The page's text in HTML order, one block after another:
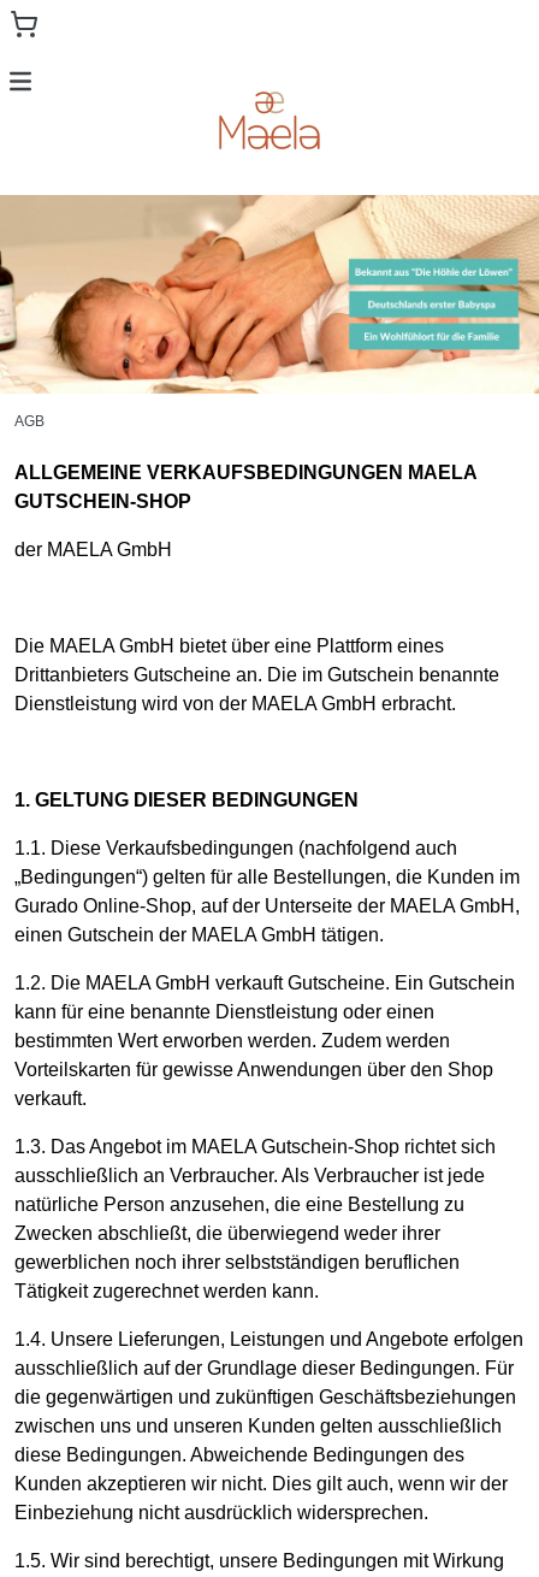
Menu
VORTEILSKARTEN
MAELA
MAELA VERRECHNUNGSKARTEN
HOMEPAGE
AGB
ALLGEMEINE VERKAUFSBEDINGUNGEN MAELA
GUTSCHEIN-SHOP
der MAELA GmbH
Die MAELA GmbH bietet über eine Plattform eines
Drittanbieters Gutscheine an. Die im Gutschein benannte
Dienstleistung wird von der MAELA GmbH erbracht.
1. GELTUNG DIESER BEDINGUNGEN
1.1. Diese Verkaufsbedingungen (nachfolgend auch
„Bedingungen“) gelten für alle Bestellungen, die Kunden im
Gurado Online-Shop, auf der Unterseite der MAELA GmbH,
einen Gutschein der MAELA GmbH tätigen.
1.2. Die MAELA GmbH verkauft Gutscheine. Ein Gutschein
kann für eine benannte Dienstleistung oder einen
bestimmten Wert erworben werden. Zudem werden
Vorteilskarten für gewisse Anwendungen über den Shop
verkauft.
1.3. Das Angebot im MAELA Gutschein-Shop richtet sich
ausschließlich an Verbraucher. Als Verbraucher ist jede
natürliche Person anzusehen, die eine Bestellung zu
Zwecken abschließt, die überwiegend weder ihrer
gewerblichen noch ihrer selbstständigen beruflichen
Tätigkeit zugerechnet werden kann.
1.4. Unsere Lieferungen, Leistungen und Angebote erfolgen
ausschließlich auf der Grundlage dieser Bedingungen. Für
die gegenwärtigen und zukünftigen Geschäftsbeziehungen
zwischen uns und unseren Kunden gelten ausschließlich
diese Bedingungen. Abweichende Bedingungen des
Kunden akzeptieren wir nicht. Dies gilt auch, wenn wir der
Einbeziehung nicht ausdrücklich widersprechen.
1.5. Wir sind berechtigt, unsere Bedingungen mit Wirkung